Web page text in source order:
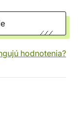
hodnotenia?